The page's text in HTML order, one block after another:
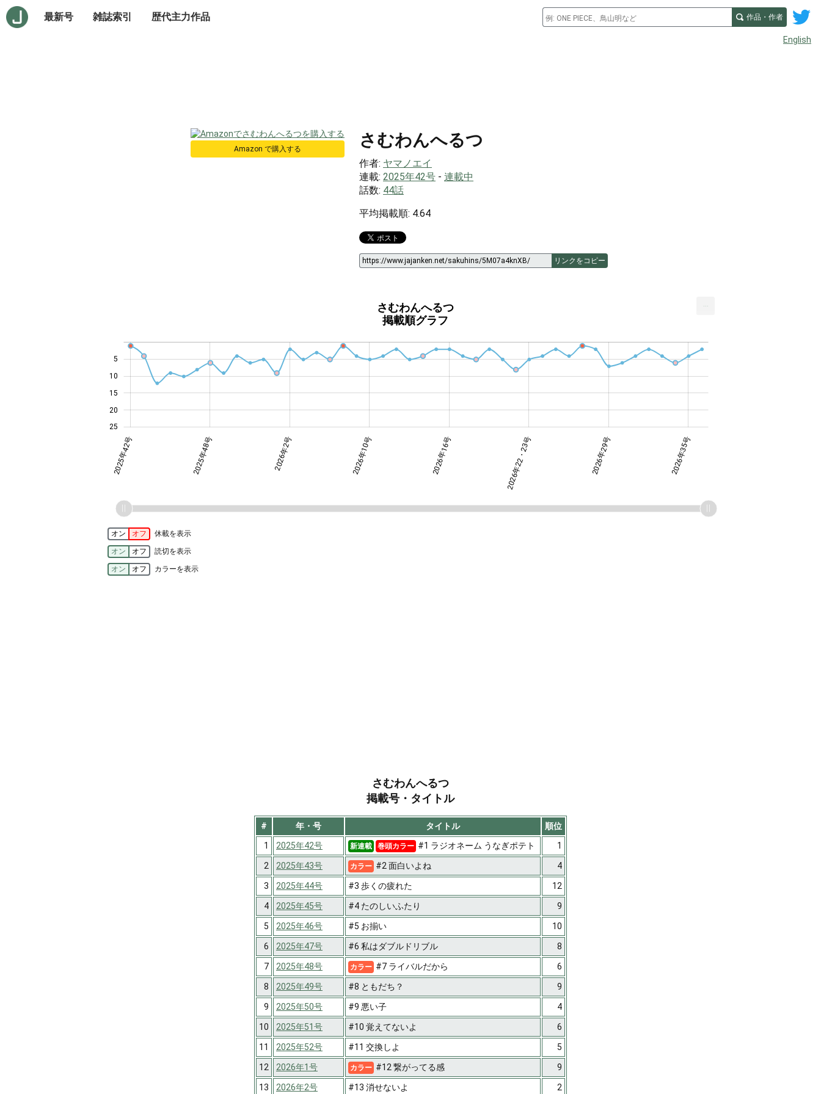
最新号 雑誌索引 歴代主力作品 作品・作者
English
Amazon で購入する さむわんへるつ
作者: ヤマノエイ
連載: 2025年42号 - 連載中
話数: 44話
平均掲載順: 4.64
リンクをコピー
さむわんへるつ
掲載順グラフ
10
25
20
15
5
2025年42号 2025年48号 2026年2号 2026年10号 2026年16号 2026年22・23号 2026年29号 2026年35号
...
オン オフ 休載を表示
オン オフ 読切を表示
オン オフ カラーを表示
さむわんへるつ
掲載号・タイトル
# 年・号 タイトル
順位
1
2025年42号 新連載 巻頭カラー #1 ラジオネーム うなぎポテト 1
2 2025年43号 カラー #2 面白いよね 4
3 2025年44号 #3 歩くの疲れた 12
4 2025年45号 #4 たのしいふたり 9
5 2025年46号 #5 お揃い 10
6 2025年47号 #6 私はダブルドリブル 8
7 2025年48号 カラー #7 ライバルだから 6
8 2025年49号 #8 ともだち？ 9
9 2025年50号 #9 悪い子 4
10 2025年51号 #10 覚えてないよ 6
11 2025年52号 #11 交換しよ 5
12 2026年1号 カラー #12 繋がってる感 9
13 2026年2号 #13 消せないよ 2